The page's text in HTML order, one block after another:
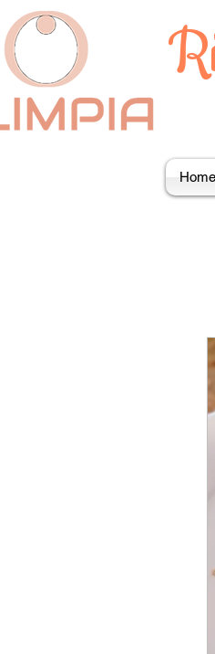
Home